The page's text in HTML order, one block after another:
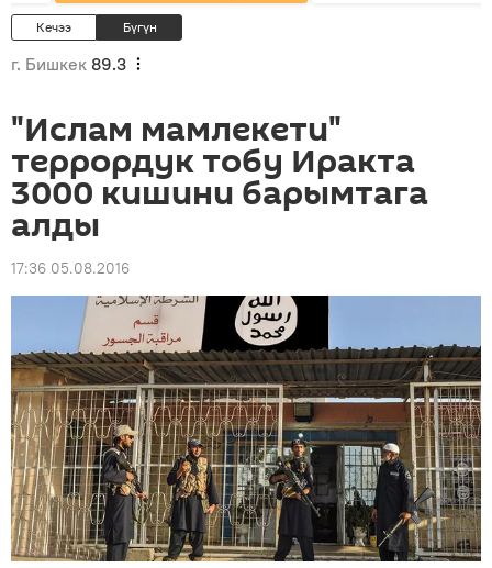
Кечээ Бүгүн
г. Бишкек 89.3
"Ислам мамлекети"
террордук тобу Иракта
3000 кишини барымтага
алды
17:36 05.08.2016